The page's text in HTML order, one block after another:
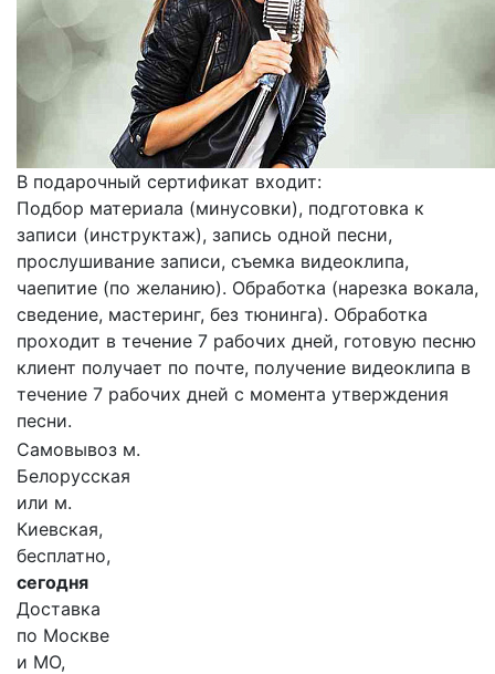
В подарочный сертификат входит:
Подбор материала (минусовки), подготовка к
записи (инструктаж), запись одной песни,
прослушивание записи, съемка видеоклипа,
чаепитие (по желанию). Обработка (нарезка вокала,
сведение, мастеринг, без тюнинга). Обработка
проходит в течение 7 рабочих дней, готовую песню
клиент получает по почте, получение видеоклипа в
течение 7 рабочих дней с момента утверждения
песни.
Самовывоз м.
Белорусская
или м.
Киевская,
бесплатно,
сегодня
Доставка
по Москве
и МО,